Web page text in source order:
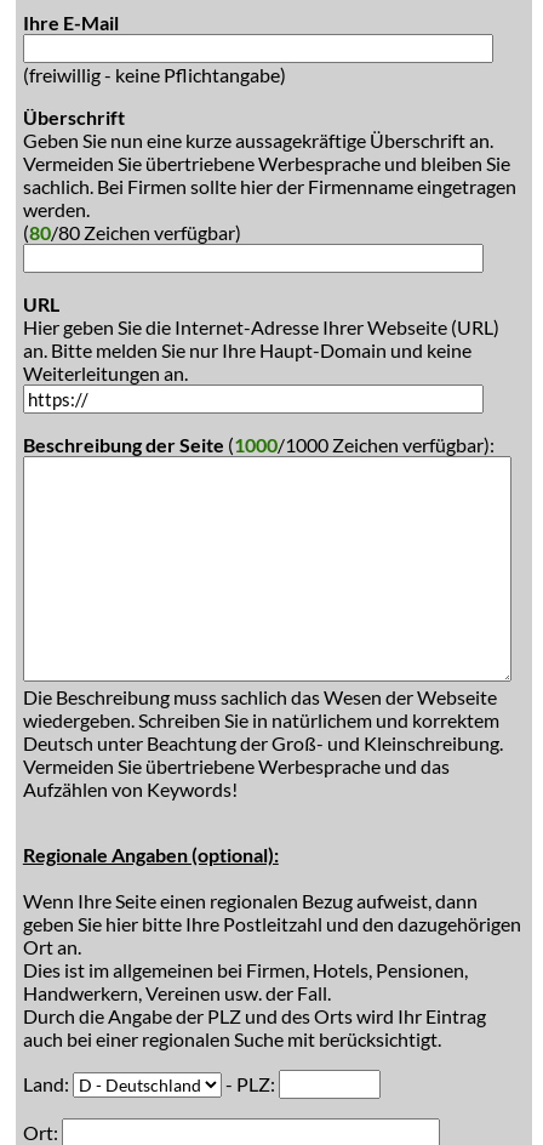
Ihre E-Mail
(freiwillig - keine Pflichtangabe)
Überschrift
Geben Sie nun eine kurze aussagekräftige Überschrift an.
Vermeiden Sie übertriebene Werbesprache und bleiben Sie
sachlich. Bei Firmen sollte hier der Firmenname eingetragen
werden.
(80/80 Zeichen verfügbar)
URL
Hier geben Sie die Internet-Adresse Ihrer Webseite (URL)
an. Bitte melden Sie nur Ihre Haupt-Domain und keine
Weiterleitungen an.
Beschreibung der Seite (1000/1000 Zeichen verfügbar):
Die Beschreibung muss sachlich das Wesen der Webseite
wiedergeben. Schreiben Sie in natürlichem und korrektem
Deutsch unter Beachtung der Groß- und Kleinschreibung.
Vermeiden Sie übertriebene Werbesprache und das
Aufzählen von Keywords!
Regionale Angaben (optional):
Wenn Ihre Seite einen regionalen Bezug aufweist, dann
geben Sie hier bitte Ihre Postleitzahl und den dazugehörigen
Ort an.
Dies ist im allgemeinen bei Firmen, Hotels, Pensionen,
Handwerkern, Vereinen usw. der Fall.
Durch die Angabe der PLZ und des Orts wird Ihr Eintrag
auch bei einer regionalen Suche mit berücksichtigt.
Land:
- PLZ:
Ort: